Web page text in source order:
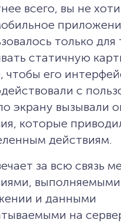
всего, вы не
только для
статичную
чтобы его
с
экрану вызывали
которые
действиям.
за всю связь
выполняемыми
и данными
на